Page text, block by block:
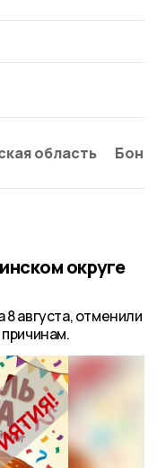
область
округе
августа, отменили